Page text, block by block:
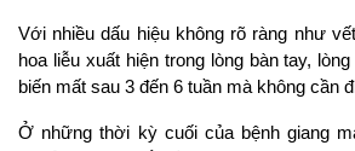
Với nhiều dấu hiệu không rõ ràng như
hoa liễu xuất hiện trong lòng bàn tay,
biến mất sau 3 đến 6 tuần mà không cần
Ở những thời kỳ cuối của bệnh giang